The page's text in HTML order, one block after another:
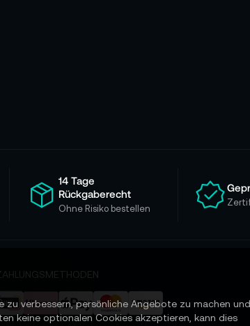
14 Tage
Rückgaberecht
Ohne Risiko bestellen
zu verbessern, persönliche Angebote zu machen und
keine optionalen Cookies akzeptieren, kann dies